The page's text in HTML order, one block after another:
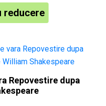
reducere
Repovestire dupa